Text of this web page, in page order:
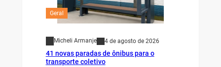
Geral
Micheli Armanje 4 de agosto de 2026
41 novas paradas de ônibus para o
transporte coletivo